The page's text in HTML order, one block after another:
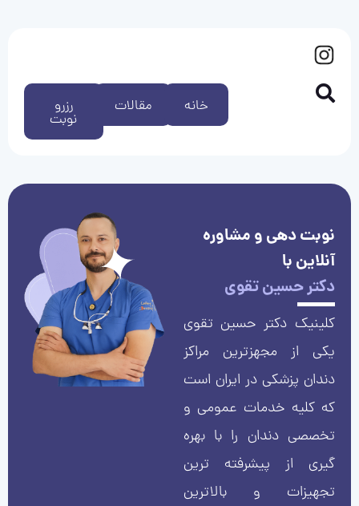
رزرو
نوبت
مقالات خانه
نوبت دهی و مشاوره
آنلاین با
دکتر حسین تقوی
کلینیک دکتر حسین تقوی
یکی از مجهزترین مراکز
دندان پزشکی در ایران است
که کلیه خدمات عمومی و
تخصصی دندان را با بهره
گیری از پیشرفته ترین
تجهیزات و بالاترین